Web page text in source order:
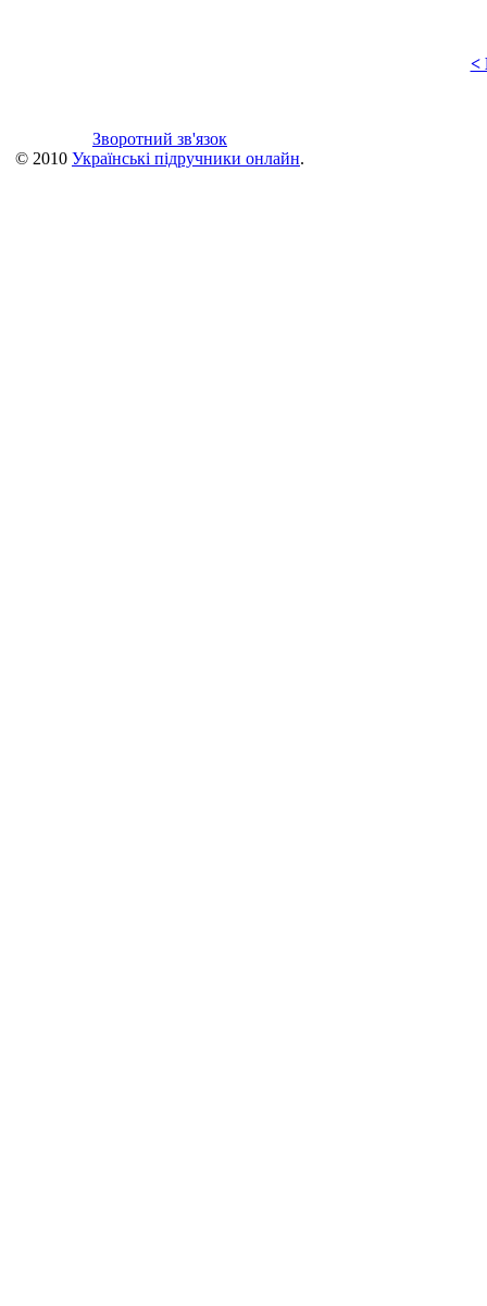
<
Зворотний зв'язок
© 2010 Українські підручники онлайн.